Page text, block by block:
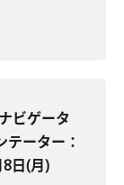
ビゲータ
テーター：
日(月)